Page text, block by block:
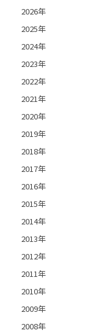
2026年
2025年
2024年
2023年
2022年
2021年
2020年
2019年
2018年
2017年
2016年
2015年
2014年
2013年
2012年
2011年
2010年
2009年
2008年